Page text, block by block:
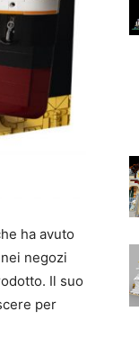
ha avuto
negozi
Il suo
per